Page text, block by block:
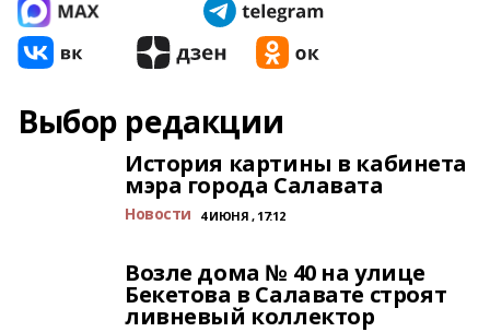
Выбор редакции
История картины в кабинета
мэра города Салавата
Новости 4 ИЮНЯ , 17:12
Возле дома № 40 на улице
Бекетова в Салавате строят
ливневый коллектор